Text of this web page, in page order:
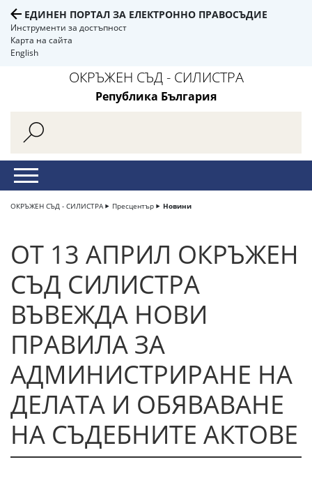
ЕДИНЕН ПОРТАЛ ЗА ЕЛЕКТРОННО ПРАВОСЪДИЕ
Инструменти за достъпност
Карта на сайта
English
ОКРЪЖЕН СЪД - СИЛИСТРА
Република България
ОКРЪЖЕН СЪД - СИЛИСТРА Пресцентър Новини
ОТ 13 АПРИЛ ОКРЪЖЕН
СЪД СИЛИСТРА
ВЪВЕЖДА НОВИ
ПРАВИЛА ЗА
АДМИНИСТРИРАНЕ НА
ДЕЛАТА И ОБЯВАВАНЕ
НА СЪДЕБНИТЕ АКТОВЕ